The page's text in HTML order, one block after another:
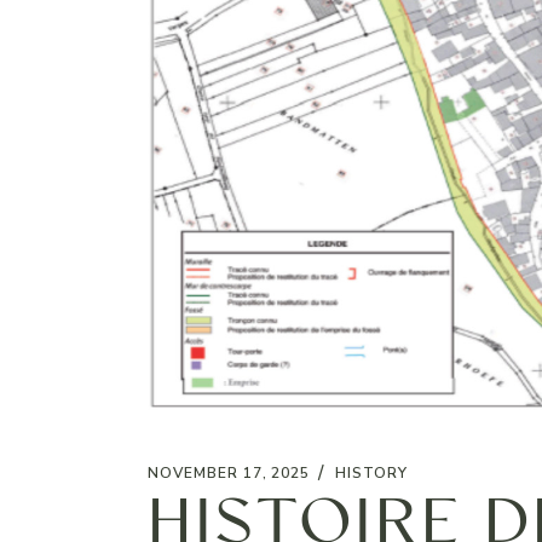
NOVEMBER 17, 2025 HISTORY